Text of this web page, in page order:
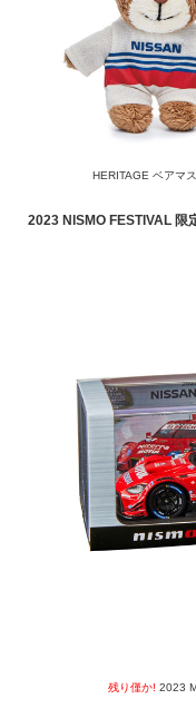
HERITAGE ベアマ
2023 NISMO FESTIVAL 限
残り僅か! 2023